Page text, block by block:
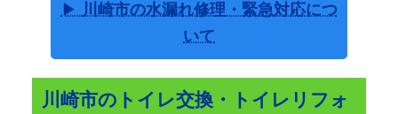
▶ 川崎市の水漏れ修理・緊急対応につ
いて
川崎市のトイレ交換・トイレリフォ